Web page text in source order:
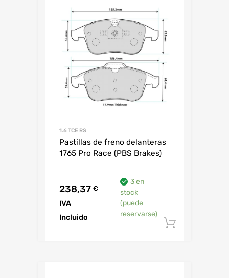
1.6 TCE RS
Pastillas de freno delanteras
1765 Pro Race (PBS Brakes)
238,37 €
IVA
Incluido
3 en
stock
(puede
reservarse)